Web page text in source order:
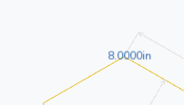
8.0000in